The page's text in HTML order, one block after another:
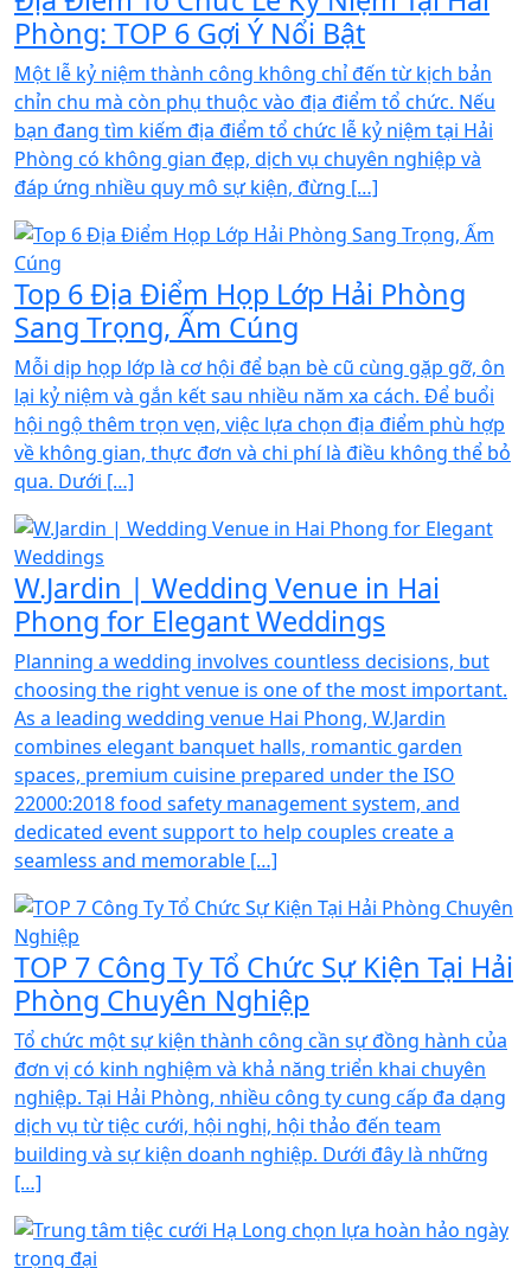
Phòng: TOP 6 Gợi Ý Nổi Bật
Một lễ kỷ niệm thành công không chỉ đến từ kịch bản
chỉn chu mà còn phụ thuộc vào địa điểm tổ chức. Nếu
bạn đang tìm kiếm địa điểm tổ chức lễ kỷ niệm tại Hải
Phòng có không gian đẹp, dịch vụ chuyên nghiệp và
đáp ứng nhiều quy mô sự kiện, đừng […]
Top 6 Địa Điểm Họp Lớp Hải Phòng
Sang Trọng, Ấm Cúng
Mỗi dịp họp lớp là cơ hội để bạn bè cũ cùng gặp gỡ, ôn
lại kỷ niệm và gắn kết sau nhiều năm xa cách. Để buổi
hội ngộ thêm trọn vẹn, việc lựa chọn địa điểm phù hợp
về không gian, thực đơn và chi phí là điều không thể bỏ
qua. Dưới […]
W.Jardin | Wedding Venue in Hai
Phong for Elegant Weddings
Planning a wedding involves countless decisions, but
choosing the right venue is one of the most important.
As a leading wedding venue Hai Phong, W.Jardin
combines elegant banquet halls, romantic garden
spaces, premium cuisine prepared under the ISO
22000:2018 food safety management system, and
dedicated event support to help couples create a
seamless and memorable […]
TOP 7 Công Ty Tổ Chức Sự Kiện Tại Hải
Phòng Chuyên Nghiệp
Tổ chức một sự kiện thành công cần sự đồng hành của
đơn vị có kinh nghiệm và khả năng triển khai chuyên
nghiệp. Tại Hải Phòng, nhiều công ty cung cấp đa dạng
dịch vụ từ tiệc cưới, hội nghị, hội thảo đến team
building và sự kiện doanh nghiệp. Dưới đây là những
[…]